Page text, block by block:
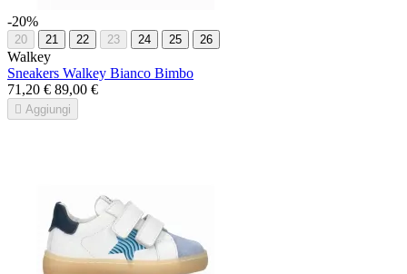
-20%
20 21 22 23 24 25 26
Walkey
Sneakers Walkey Bianco Bimbo
71,20 € 89,00 €
 Aggiungi